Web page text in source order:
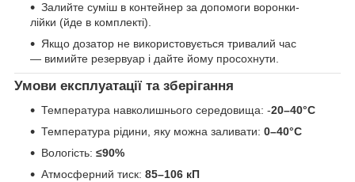
Залийте суміш в контейнер за допомоги воронки-
лійки (йде в комплекті).
Якщо дозатор не використовується тривалий час
— вимийте резервуар і дайте йому просохнути.
Умови експлуатації та зберігання
Температура навколишнього середовища: -20–40°C
Температура рідини, яку можна заливати: 0–40°C
Вологість: ≤90%
Атмосферний тиск: 85–106 кП